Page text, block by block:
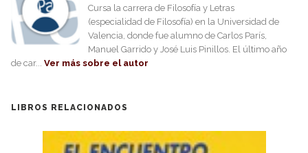
Cursa la carrera de Filosofía y Letras
(especialidad de Filosofía) en la Universidad de
Valencia, donde fue alumno de Carlos París,
Manuel Garrido y José Luis Pinillos. El último año
de car... Ver más sobre el autor
LIBROS RELACIONADOS